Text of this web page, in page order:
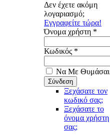
Δεν έχετε ακόμη
λογαριασμό;
Εγγραφείτε τώρα!
Όνομα χρήστη *
Κωδικός *
Να Με Θυμάσαι
Ξεχάσατε τον
κωδικό σας;
Ξεχάσατε το
όνομα χρήστη
σας;